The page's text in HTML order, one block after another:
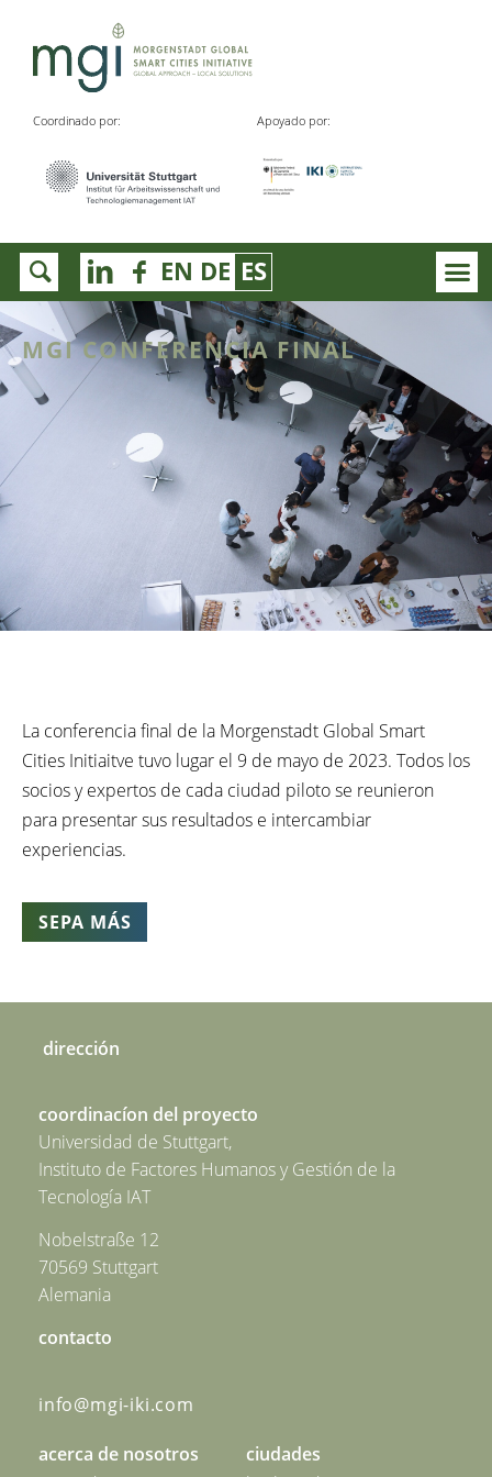
Coordinado por: Apoyado por:
EN DE ES
MGI CONFERENCIA FINAL
La conferencia final de la Morgenstadt Global Smart
Cities Initiaitve tuvo lugar el 9 de mayo de 2023. Todos los
socios y expertos de cada ciudad piloto se reunieron
para presentar sus resultados e intercambiar
experiencias.
SEPA MÁS
dirección
coordinacíon del proyecto
Universidad de Stuttgart,
Instituto de Factores Humanos y Gestión de la
Tecnología IAT
Nobelstraße 12
70569 Stuttgart
Alemania
contacto
info@mgi-iki.com
acerca de nosotros
ciudades